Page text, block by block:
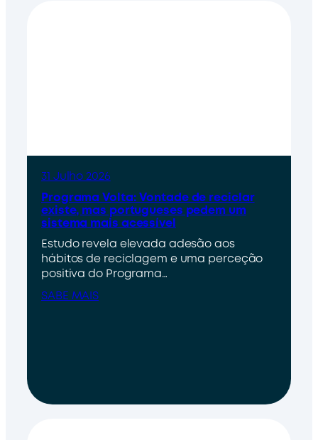
31 Julho 2026
Programa Volta: Vontade de reciclar
existe, mas portugueses pedem um
sistema mais acessível
Estudo revela elevada adesão aos
hábitos de reciclagem e uma perceção
positiva do Programa…
SABE MAIS